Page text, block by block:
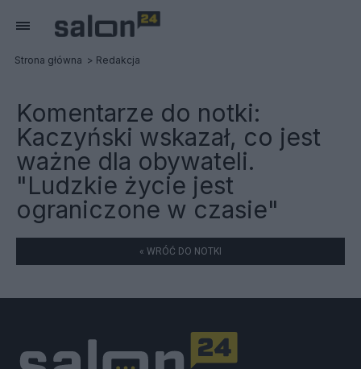
Strona główna Redakcja
Komentarze do notki:
Kaczyński wskazał, co jest
ważne dla obywateli.
"Ludzkie życie jest
ograniczone w czasie"
« WRÓĆ DO NOTKI